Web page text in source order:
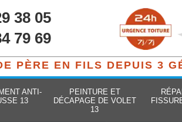
38 05
79 69
PÈRE EN FILS DEPUIS 3
ANTI-
13
PEINTURE ET
DÉCAPAGE DE VOLET
13